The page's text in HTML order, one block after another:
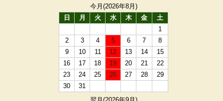
今月(2026年8月)
日
月 火 水 木 金
土
1
2
3 4 5 6 7
8
9
10 11 12 13 14
15
16
17 18 19 20 21
22
23
24 25 26 27 28
29
30
31